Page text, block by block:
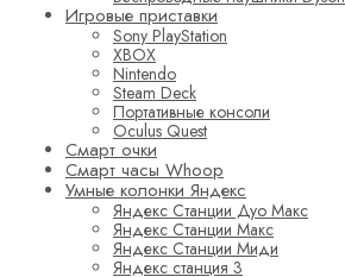
Игровые приставки
Sony PlayStation
XBOX
Nintendo
Steam Deck
Портативные консоли
Oculus Quest
Смарт очки
Смарт часы Whoop
Умные колонки Яндекс
Яндекс Станции Дуо Макс
Яндекс Станции Макс
Яндекс Станции Миди
Яндекс станция 3